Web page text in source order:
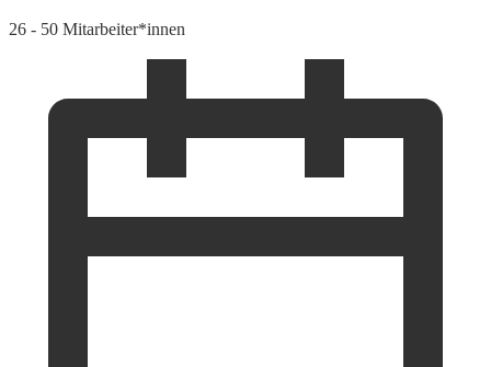
26 - 50 Mitarbeiter*innen